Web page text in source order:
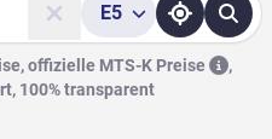
E5
offizielle MTS-K Preise
,
100% transparent